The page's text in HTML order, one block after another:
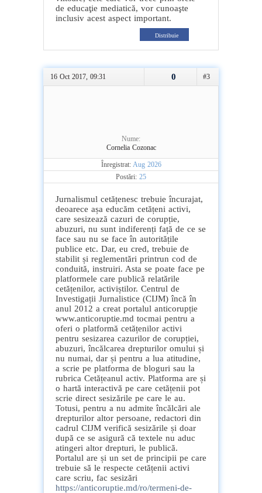
de educaţie mediatică, vor cunoaşte
inclusiv acest aspect important.
Distribuie
16 Oct 2017, 09:31 #3
0
Nume:
Cornelia Cozonac
Înregistrat: Aug 2026
Postări: 25
Jurnalismul cetățenesc trebuie încurajat,
deoarece așa educăm cetățeni activi,
care sesizează cazuri de corupție,
abuzuri, nu sunt indiferenți față de ce se
face sau nu se face în autoritățile
publice etc. Dar, eu cred, trebuie de
stabilit și reglementări printrun cod de
conduită, instruiri. Asta se poate face pe
platformele care publică relatările
cetățenilor, activiștilor. Centrul de
Investigații Jurnalistice (CIJM) încă în
anul 2012 a creat portalul anticorupție
www.anticoruptie.md tocmai pentru a
oferi o platformă cetățenilor activi
pentru sesizarea cazurilor de corupției,
abuzuri, încălcarea drepturilor omului și
nu numai, dar și pentru a lua atitudine,
a scrie pe platforma de bloguri sau la
rubrica Cetățeanul activ. Platforma are și
o hartă interactivă pe care cetățenii pot
scrie direct sesizările pe care le au.
Totusi, pentru a nu admite încălcări ale
drepturilor altor persoane, redactori din
cadrul CIJM verifică sesizările și doar
după ce se asigură că textele nu aduc
atingeri altor drepturi, le publică.
Portalul are și un set de principii pe care
trebuie să le respecte cetățenii activi
care scriu, fac sesizări
https://anticoruptie.md/ro/termeni-de-